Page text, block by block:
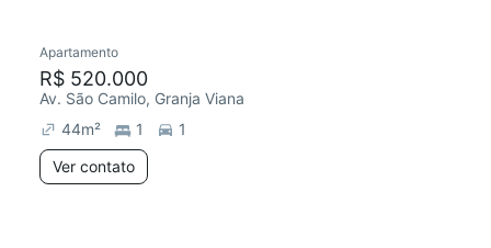
Apartamento
R$ 520.000
Av. São Camilo, Granja Viana
44m² 1
1
Ver contato